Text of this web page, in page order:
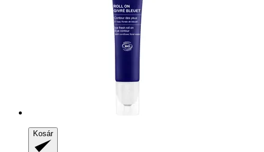
Kosár